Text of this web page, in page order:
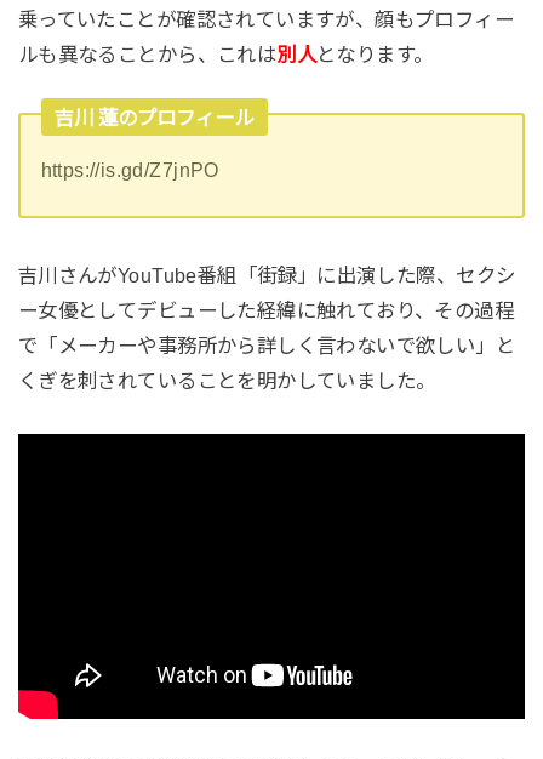
乗っていたことが確認されていますが、顔もプロフィー
ルも異なることから、これは別人となります。
吉川 蓮のプロフィール
https://is.gd/Z7jnPO
吉川さんがYouTube番組「街録」に出演した際、セクシ
ー女優としてデビューした経緯に触れており、その過程
で「メーカーや事務所から詳しく言わないで欲しい」と
くぎを刺されていることを明かしていました。